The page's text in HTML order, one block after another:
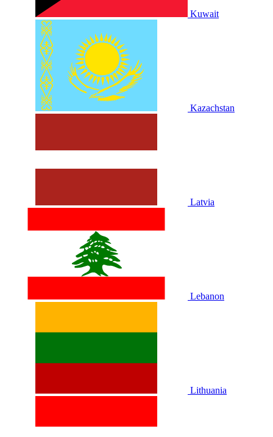
Kuwait
Kazachstan
Latvia
Lebanon
Lithuania